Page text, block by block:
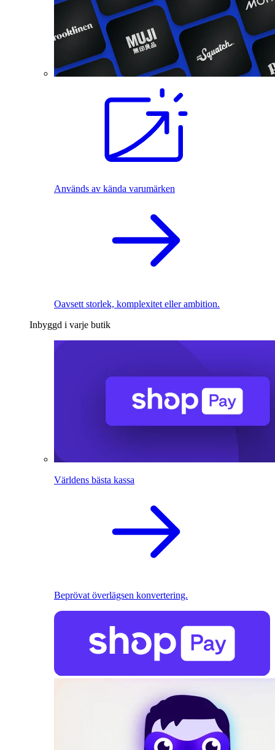
Används av kända varumärken
Oavsett storlek, komplexitet eller ambition.
Inbyggd i varje butik
Världens bästa kassa
Beprövat överlägsen konvertering.